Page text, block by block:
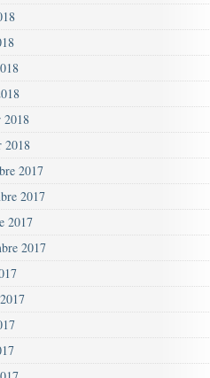
2018
2017
2017
2017
2017